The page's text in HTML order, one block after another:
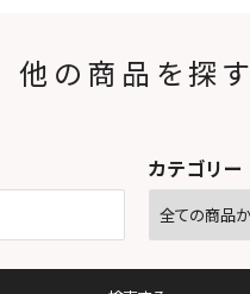
他の商品を探す
カテゴリー